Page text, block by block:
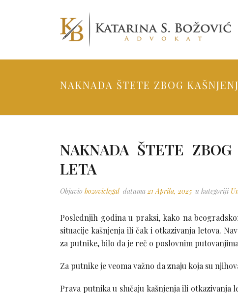
NAKNADA ŠTETE ZBOG
NAKNADA ŠTETE
LETA
Objavio bozoviclegal datuma 21 Aprila, 2025 u kategoriji
Poslednjih godina u praksi, kako na
situacije kašnjenja ili čak i otkazivanja letova.
za putnike, bilo da je reč o poslovnim
Za putnike je veoma važno da znaju koja su
Prava putnika u slučaju kašnjenja ili otkazivanja